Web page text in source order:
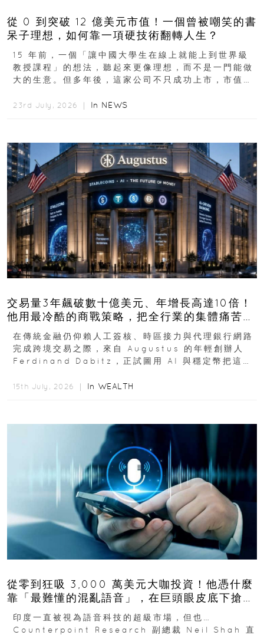
從 0 到突破 12 億美元市值！一個曾被嘲笑的書
呆子理想，如何靠一項硬技術翻轉人生？
15 年前，一個「讓中國大學生在線上就能上到世界級
教授課程」的想法，聽起來更像理想，而不是一門能做
大的生意。但多年後，這家公司不只成功上市，市值更
23rd July, 2026 ｜ In NEWS
交易量3年飆破數十億美元、年增長高達10倍！
他用最冷酷的商戰策略，把全行業的集體痛苦榨
成百億金庫
在傳統金融仍仰賴人工簽核、時區接力與代理銀行網路
完成跨境交易之際，來自 Augustus 的年輕創辦人
Ferdinand Dabitz，正試圖用 AI 與穩定幣把這套
15th July, 2026 ｜ In WEALTH
從零到狂吸 3,000 萬美元大咖投資！他憑什麼
靠「最難懂的混亂語音」，在巨頭眼皮底下搶下
十億人市場？
印度一直被視為語音科技的超級市場，但也…
Counterpoint Research 副總裁 Neil Shah 直